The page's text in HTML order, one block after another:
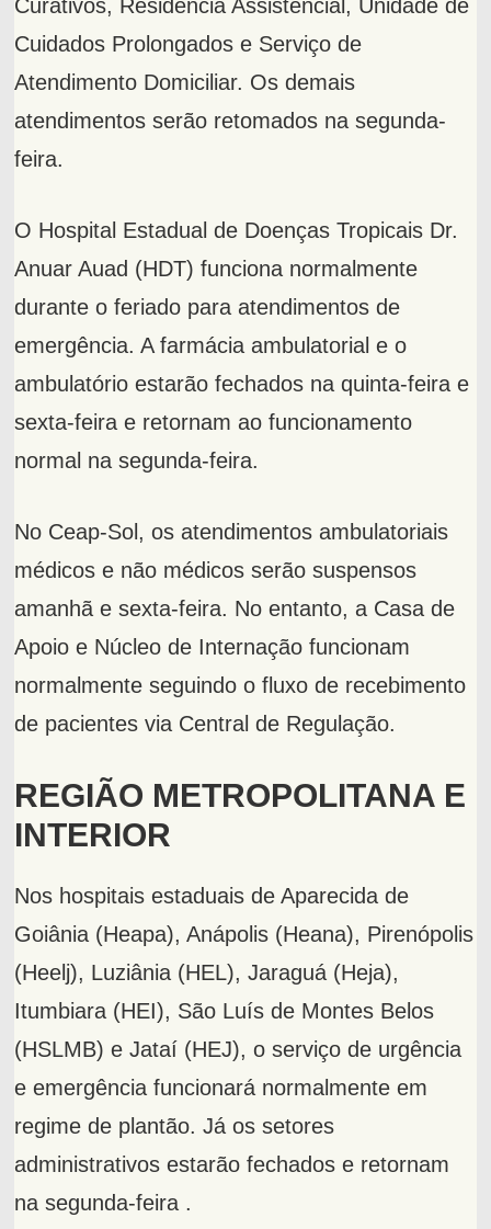
Curativos, Residência Assistencial, Unidade de
Cuidados Prolongados e Serviço de
Atendimento Domiciliar. Os demais
atendimentos serão retomados na segunda-
feira.
O Hospital Estadual de Doenças Tropicais Dr.
Anuar Auad (HDT) funciona normalmente
durante o feriado para atendimentos de
emergência. A farmácia ambulatorial e o
ambulatório estarão fechados na quinta-feira e
sexta-feira e retornam ao funcionamento
normal na segunda-feira.
No Ceap-Sol, os atendimentos ambulatoriais
médicos e não médicos serão suspensos
amanhã e sexta-feira. No entanto, a Casa de
Apoio e Núcleo de Internação funcionam
normalmente seguindo o fluxo de recebimento
de pacientes via Central de Regulação.
REGIÃO METROPOLITANA E
INTERIOR
Nos hospitais estaduais de Aparecida de
Goiânia (Heapa), Anápolis (Heana), Pirenópolis
(Heelj), Luziânia (HEL), Jaraguá (Heja),
Itumbiara (HEI), São Luís de Montes Belos
(HSLMB) e Jataí (HEJ), o serviço de urgência
e emergência funcionará normalmente em
regime de plantão. Já os setores
administrativos estarão fechados e retornam
na segunda-feira .